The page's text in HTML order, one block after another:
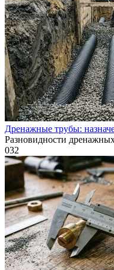
Дренажные трубы:
Разновидности
032